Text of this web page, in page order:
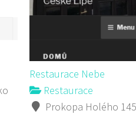
Restaurace Nebe
Restaurace
Prokopa Holého